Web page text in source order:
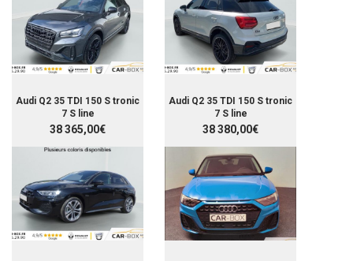
Audi Q2 35 TDI 150 S tronic
7 S line
38 365,00€
Audi Q2 35 TDI 150 S tronic
7 S line
38 380,00€